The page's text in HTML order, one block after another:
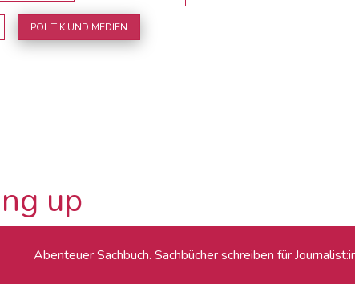
POLITIK UND MEDIEN
up
Abenteuer Sachbuch. Sachbücher schreiben für